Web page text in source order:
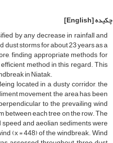
چکیده[English]
by any decrease in rainfall and
dust storms for about 23 years as a
finding appropriate methods for
method in this regard. This
in Niatak.
located in a dusty corridor, the
movement, the area has been
to the prevailing wind
between each tree on the row. The
speed and aeolian sediments were
(x = 448) of the windbreak. Wind